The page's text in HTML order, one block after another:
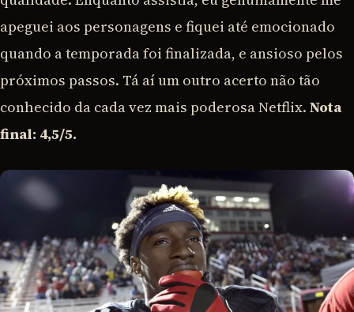
apeguei aos personagens e fiquei até emocionado
quando a temporada foi finalizada, e ansioso pelos
próximos passos. Tá aí um outro acerto não tão
conhecido da cada vez mais poderosa Netflix. Nota
final: 4,5/5.